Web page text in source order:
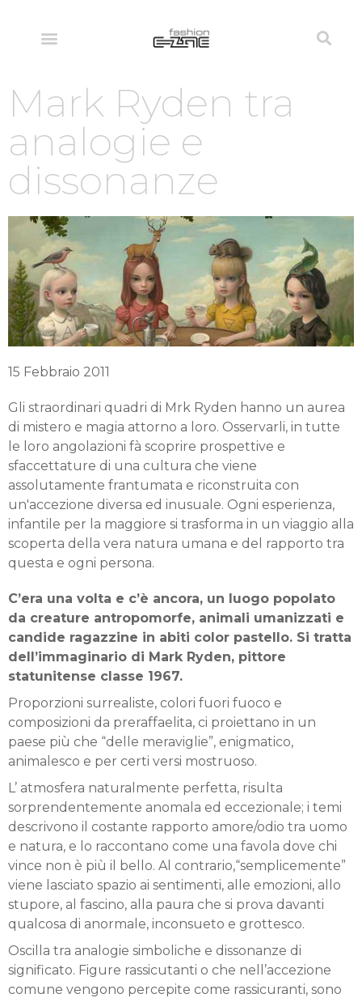
Mark Ryden tra
analogie e
dissonanze
15 Febbraio 2011
Gli straordinari quadri di Mrk Ryden hanno un aurea
di mistero e magia attorno a loro. Osservarli, in tutte
le loro angolazioni fà scoprire prospettive e
sfaccettature di una cultura che viene
assolutamente frantumata e riconstruita con
un'accezione diversa ed inusuale. Ogni esperienza,
infantile per la maggiore si trasforma in un viaggio alla
scoperta della vera natura umana e del rapporto tra
questa e ogni persona.
C’era una volta e c’è ancora, un luogo popolato
da creature antropomorfe, animali umanizzati e
candide ragazzine in abiti color pastello. Si tratta
dell’immaginario di Mark Ryden, pittore
statunitense classe 1967.
Proporzioni surrealiste, colori fuori fuoco e
composizioni da preraffaelita, ci proiettano in un
paese più che “delle meraviglie”, enigmatico,
animalesco e per certi versi mostruoso.
L’ atmosfera naturalmente perfetta, risulta
sorprendentemente anomala ed eccezionale; i temi
descrivono il costante rapporto amore/odio tra uomo
e natura, e lo raccontano come una favola dove chi
vince non è più il bello. Al contrario,“semplicemente”
viene lasciato spazio ai sentimenti, alle emozioni, allo
stupore, al fascino, alla paura che si prova davanti
qualcosa di anormale, inconsueto e grottesco.
Oscilla tra analogie simboliche e dissonanze di
significato. Figure rassicutanti o che nell’accezione
comune vengono percepite come rassicuranti, sono